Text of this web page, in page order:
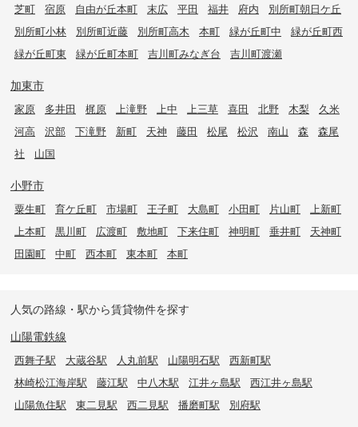
芝町
宿原 自由が丘本町 末広 平田 福井 府内
別所町朝日ケ丘
別所町小林
別所町近藤 別所町高木 本町 緑が丘町中
緑が丘町西
緑が丘町東
緑が丘町本町 吉川町みなぎ台 吉川町渡瀬
加東市
家原 多井田 梶原 上滝野 上中 上三草 喜田 北野 木梨
久米
河高
沢部 下滝野 新町 天神 藤田 松尾 松沢 南山 森
森尾
社
山国
小野市
粟生町 育ケ丘町 市場町 王子町 大島町 小田町 片山町
上新町
上本町
黒川町 広渡町 敷地町 下来住町 神明町 垂井町
天神町
田園町
中町 西本町 東本町 本町
人気の路線・駅から賃貸物件を探す
山陽電鉄線
西舞子駅 大蔵谷駅 人丸前駅 山陽明石駅
西新町駅
林崎松江海岸駅
藤江駅 中八木駅 江井ヶ島駅
西江井ヶ島駅
山陽魚住駅
東二見駅 西二見駅 播磨町駅 別府駅